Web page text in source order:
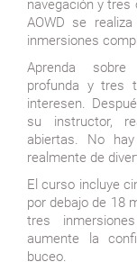
navegación y
AOWD se
inmersiones
Aprenda sobre
profunda y tres
interesen.
su instructor,
abiertas. No
realmente de
El curso incluye
por debajo de 18
tres
aumente la
buceo.